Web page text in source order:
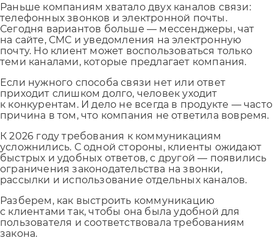
Раньше компаниям хватало двух каналов связи:
телефонных звонков и электронной почты.
Сегодня вариантов больше — мессенджеры, чат
на сайте, СМС и уведомления на электронную
почту. Но клиент может воспользоваться только
теми каналами, которые предлагает компания.
Если нужного способа связи нет или ответ
приходит слишком долго, человек уходит
к конкурентам. И дело не всегда в продукте — часто
причина в том, что компания не ответила вовремя.
К 2026 году требования к коммуникациям
усложнились. С одной стороны, клиенты ожидают
быстрых и удобных ответов, с другой — появились
ограничения законодательства на звонки,
рассылки и использование отдельных каналов.
Разберем, как выстроить коммуникацию
с клиентами так, чтобы она была удобной для
пользователя и соответствовала требованиям
закона.